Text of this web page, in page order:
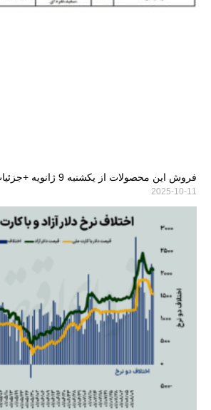
فروش این محصولات از یکشنبه 9 ژانویه +جزئیات
2025-10-11